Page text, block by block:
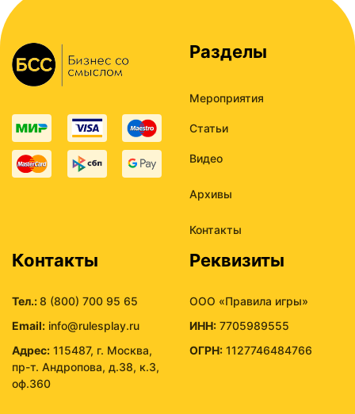
Разделы
Мероприятия
Статьи
Видео
Архивы
Контакты
Контакты
Тел.:8 (800) 700 95 65
Email: info@rulesplay.ru
Адрес: 115487, г. Москва,
пр-т. Андропова, д.38, к.3,
оф.360
Реквизиты
ООО «Правила игры»
ИНН: 7705989555
ОГРН: 1127746484766